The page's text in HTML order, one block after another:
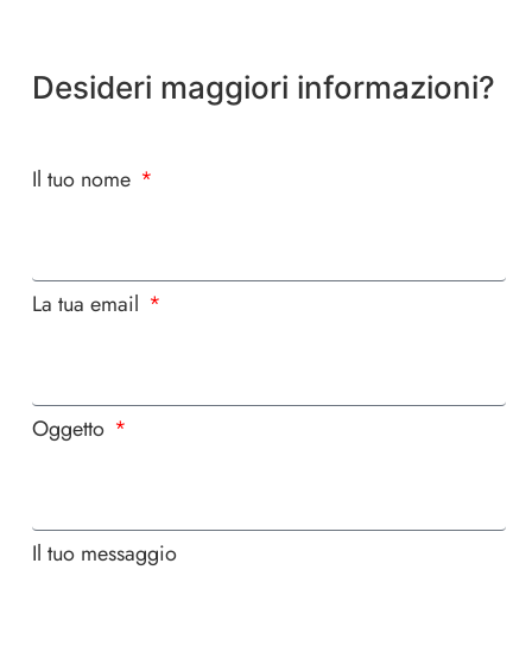
Desideri maggiori informazioni?
Il tuo nome
La tua email
Oggetto
Il tuo messaggio